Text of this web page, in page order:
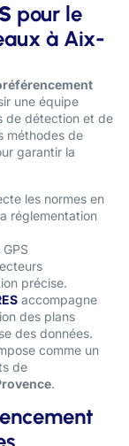
pour le
à Aix-
une équipe
de détection et de
méthodes de
garantir la
les normes en
réglementation
précise.
accompagne
des plans
des données.
comme un
de
.